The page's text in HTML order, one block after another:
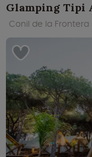
Glamping Tipi
Conil de la Frontera